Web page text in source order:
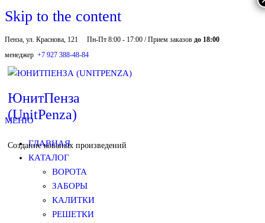
Skip to the content
Пенза, ул. Краснова, 121 Пн-Пт 8:00 - 17:00 / Прием заказов до 18:00
менеджер +7 927 388-48-84
ЮнитПенза
(UnitPenza)
Создание кованых произведений
МЕНЮ
ГЛАВНАЯ
КАТАЛОГ
ВОРОТА
ЗАБОРЫ
КАЛИТКИ
РЕШЕТКИ